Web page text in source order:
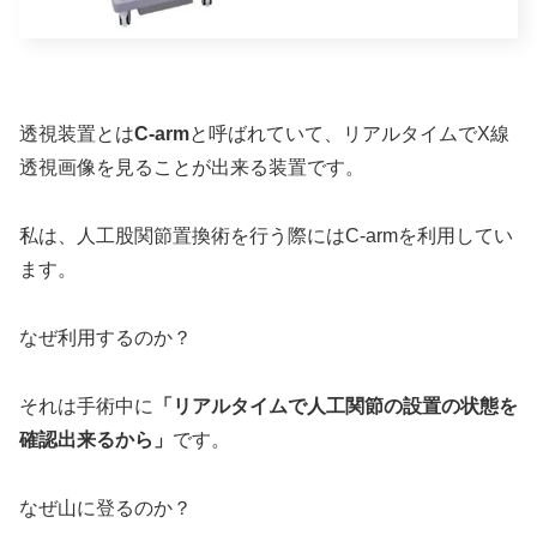
透視装置とはC-armと呼ばれていて、リアルタイムでX線
透視画像を見ることが出来る装置です。
私は、人工股関節置換術を行う際にはC-armを利用してい
ます。
なぜ利用するのか？
それは手術中に
「リアルタイムで人工関節の設置の状態を
確認出来るから」 です。
なぜ山に登るのか？